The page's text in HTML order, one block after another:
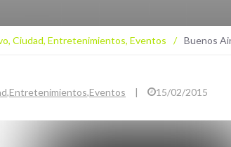
, Ciudad, Entretenimientos, Eventos / Buenos
,Entretenimientos,Eventos | 15/02/2015